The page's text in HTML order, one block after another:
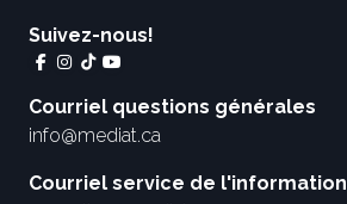
Suivez-nous!
Courriel questions générales
info@mediat.ca
Courriel service de l'information